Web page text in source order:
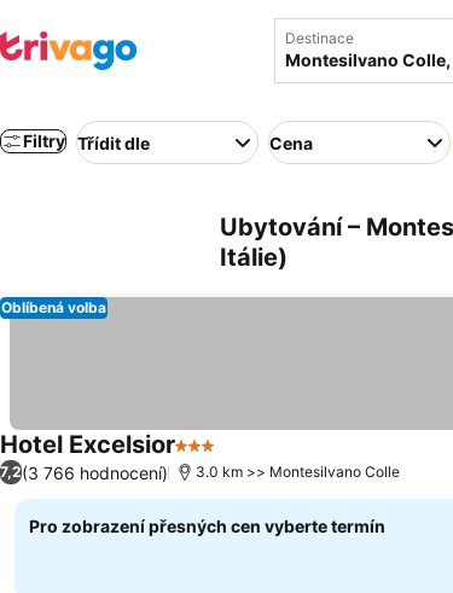
Destinace
Filtry Třídit dle Cena
Ubytování –
Itálie)
Oblíbená volba
Hotel Excelsior3 Počet hvězdiček
7,2(3 766 hodnocení) 3.0 km >> Montesilvano Colle
Pro zobrazení přesných cen vyberte termín